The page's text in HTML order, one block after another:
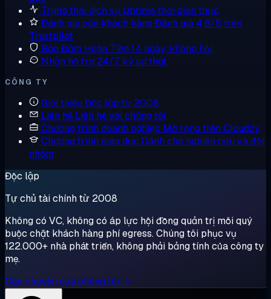
Trạng thái dịch vụ Uptime thời gian thực
Đánh giá của khách hàng Đánh giá 4,6/5 trên
Trustpilot
Bảo Đảm Hoàn Tiền 14 ngày, không hỏi
Nhận hỗ trợ 24/7, kỹ sư thật
CÔNG TY
Giới thiệu Độc lập từ 2008
Liên hệ Liên hệ với chúng tôi
Chương trình doanh nghiệp Mở rộng trên Cloudzy
Chương trình giáo dục Dành cho nghiên cứu và đội
nhóm
Độc lập
Tự chủ tài chính từ 2008
Không có VC, không có áp lực hội đồng quản trị mỗi quý
buộc chặt khách hàng phí egress. Chúng tôi phục vụ
122.000+ nhà phát triển, không phải bảng tính của công ty
mẹ.
Câu chuyện của chúng tôi →